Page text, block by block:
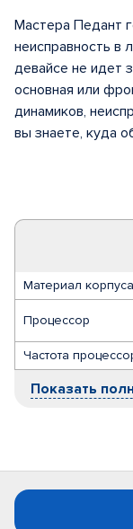
Материал корпуса
Процессор
Частота
Показать
Мастера Педант
неисправность в
девайсе не идет
основная или
динамиков,
вы знаете, куда